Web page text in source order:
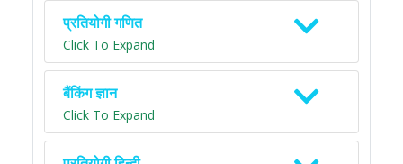
प्रतियोगी गणित
Click To Expand
बैंकिंग ज्ञान
Click To Expand